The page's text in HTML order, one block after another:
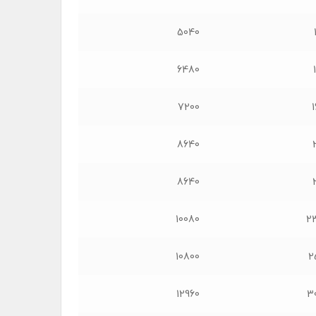
5040
6480
7200
8640
8640
10080
10800
12960